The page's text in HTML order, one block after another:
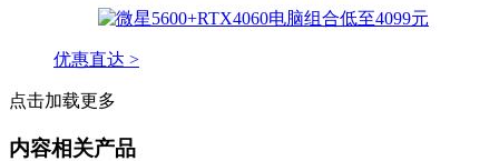
优惠直达 >
点击加载更多
内容相关产品